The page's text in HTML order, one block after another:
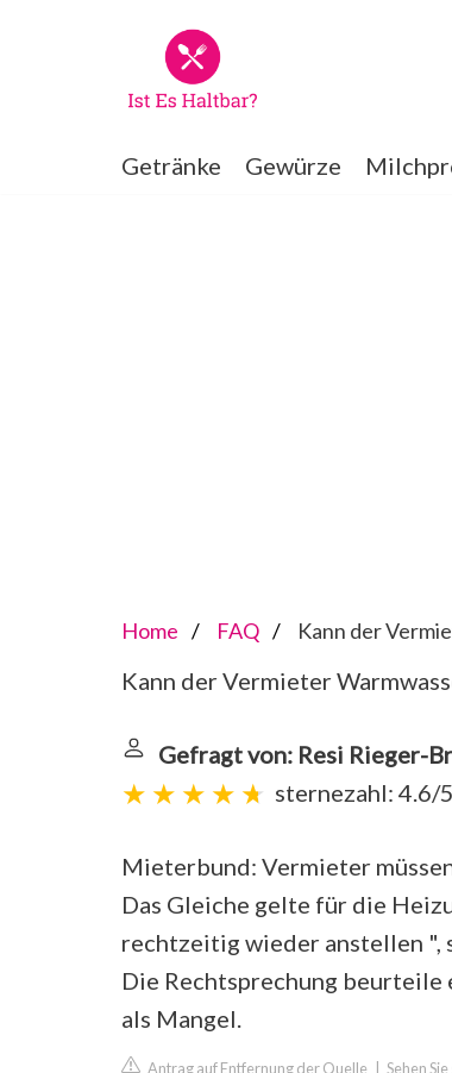
Getränke Gewürze
Home FAQ Kann der
Kann der Vermieter
Gefragt von: Resi Rieger-
sternezahl: 4.6/5
Mieterbund: Vermieter
Das Gleiche gelte für die
rechtzeitig wieder anstellen ",
Die Rechtsprechung beurteile
als Mangel.
Antrag auf Entfernung der Quelle Sehen